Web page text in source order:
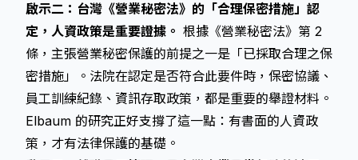
啟示二：台灣《營業秘密法》的「合理保密措施」認
定，人資政策是重要證據。 根據《營業秘密法》第 2
條，主張營業秘密保護的前提之一是「已採取合理之保
密措施」。法院在認定是否符合此要件時，保密協議、
員工訓練紀錄、資訊存取政策，都是重要的舉證材料。
Elbaum 的研究正好支撐了這一點：有書面的人資政
策，才有法律保護的基礎。